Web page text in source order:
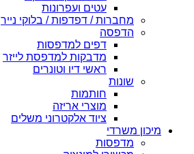
עטים ועפרונות
מחברות / דפדפות / בלוקי נייר
הדפסה
דפים למדפסות
מדבקות למדפסת לייזר
ראשי דיו וטונרים
שונות
חותמות
מוצרי אריזה
ציוד אלקטרוני משלים
מיכון משרדי
מדפסות